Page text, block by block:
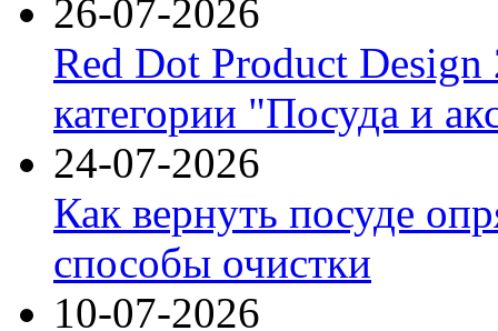
26-07-2026
Red Dot Product Design
категории "Посуда и
24-07-2026
Как вернуть посуде
способы очистки
10-07-2026